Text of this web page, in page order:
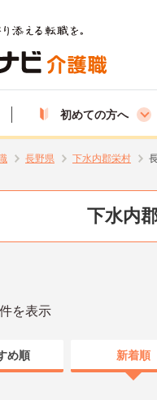
初めての方へ
長野県 下水内郡栄村
下水内
を表示
め順 新着順